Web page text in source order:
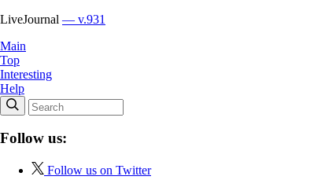
LiveJournal — v.931
Main
Top
Interesting
Help
Follow us:
Follow us on Twitter